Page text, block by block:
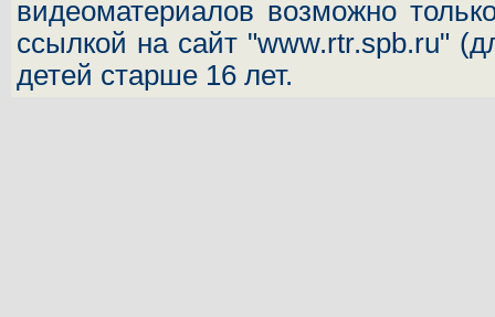
видеоматериалов возможно
ссылкой на сайт "www.rtr.spb.ru"
детей старше 16 лет.